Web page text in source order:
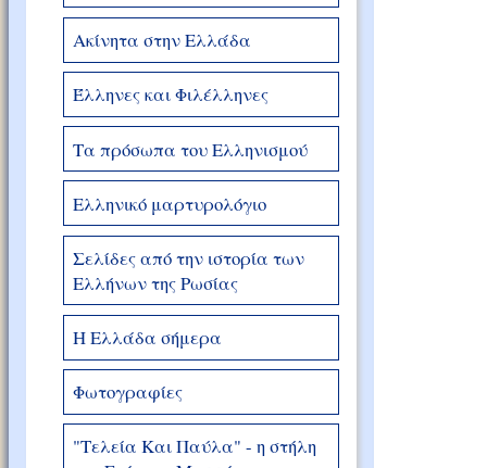
Ακίνητα στην Ελλάδα
Έλληνες και Φιλέλληνες
Τα πρόσωπα του Ελληνισμού
Ελληνικό μαρτυρολόγιο
Σελίδες από την ιστορία των
Ελλήνων της Ρωσίας
Η Ελλάδα σήμερα
Φωτογραφίες
"Τελεία Και Παύλα" - η στήλη